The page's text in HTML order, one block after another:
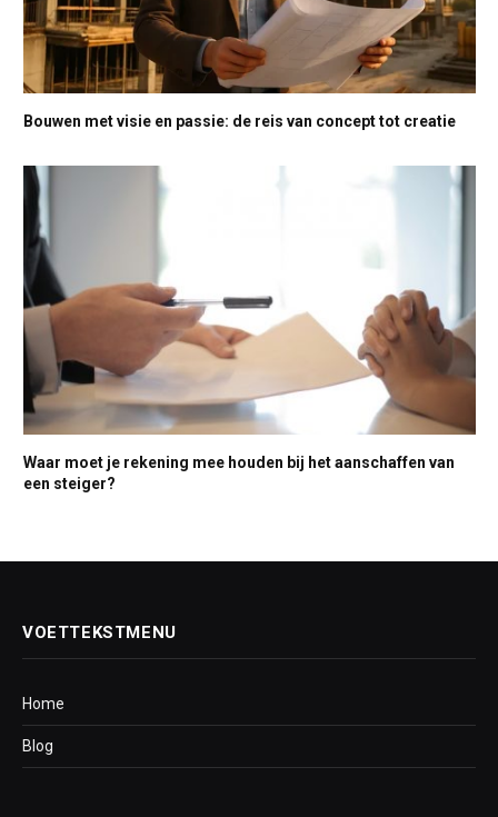
Bouwen met visie en passie: de reis van concept tot creatie
Waar moet je rekening mee houden bij het aanschaffen van
een steiger?
VOETTEKSTMENU
Home
Blog